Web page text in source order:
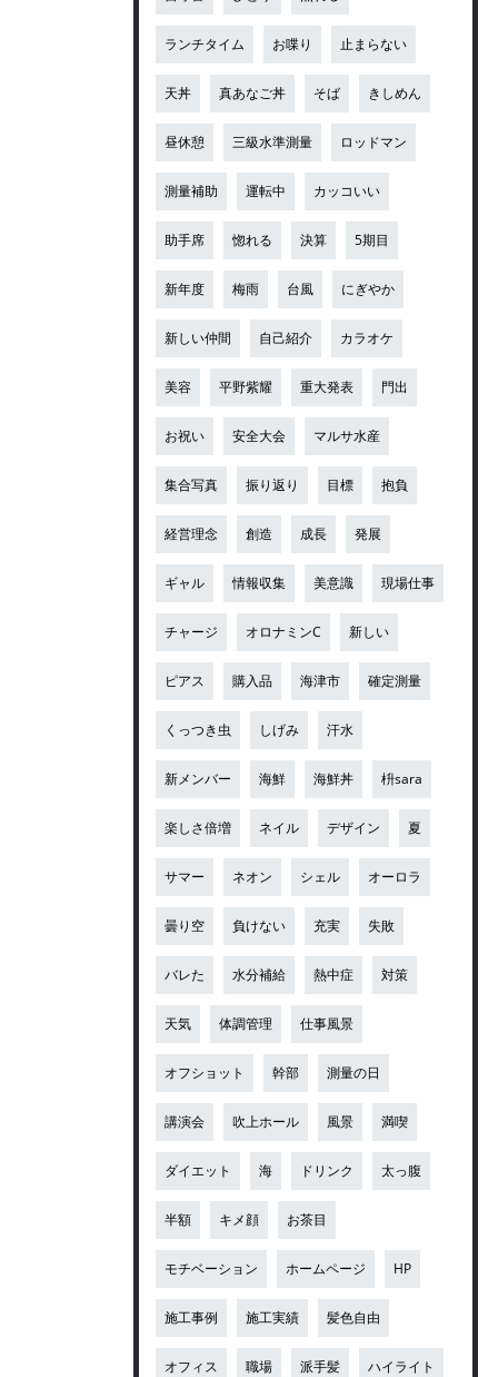
ランチタイム お喋り 止まらない
天丼 真あなご丼 そば きしめん
昼休憩 三級水準測量 ロッドマン
測量補助 運転中 カッコいい
助手席 惚れる 決算 5期目
新年度 梅雨 台風 にぎやか
新しい仲間 自己紹介 カラオケ
美容 平野紫耀 重大発表 門出
お祝い 安全大会 マルサ水産
集合写真 振り返り 目標 抱負
経営理念 創造 成長 発展
ギャル 情報収集 美意識 現場仕事
チャージ オロナミンC 新しい
ピアス 購入品 海津市 確定測量
くっつき虫 しげみ 汗水
新メンバー 海鮮 海鮮丼 枡sara
楽しさ倍増 ネイル デザイン 夏
サマー ネオン シェル オーロラ
曇り空 負けない 充実 失敗
バレた 水分補給 熱中症 対策
天気 体調管理 仕事風景
オフショット 幹部 測量の日
講演会 吹上ホール 風景 満喫
ダイエット 海 ドリンク 太っ腹
半額 キメ顔 お茶目
モチベーション ホームページ HP
施工事例 施工実績 髪色自由
オフィス 職場 派手髪 ハイライト